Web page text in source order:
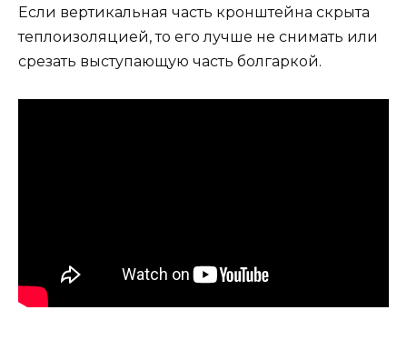
Если вертикальная часть кронштейна скрыта
теплоизоляцией, то его лучше не снимать или
срезать выступающую часть болгаркой.